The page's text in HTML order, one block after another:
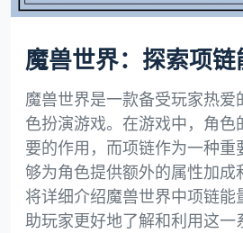
魔兽世界：探索项
魔兽世界是一款备受玩家热爱
色扮演游戏。在游戏中，角色
要的作用，而项链作为一种重
够为角色提供额外的属性加成
将详细介绍魔兽世界中项链能
助玩家更好地了解和利用这一